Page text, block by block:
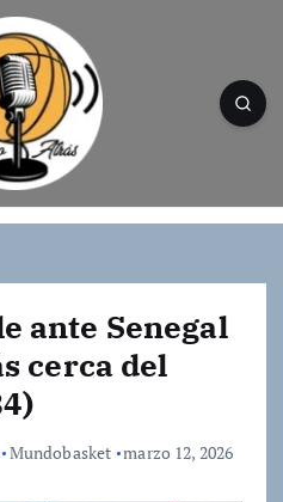
- Tu web de baloncesto donde
canasta. Crónicas, noticias,
fotos del mejor baloncesto
ante Senegal
cerca del
Mundobasket marzo 12, 2026